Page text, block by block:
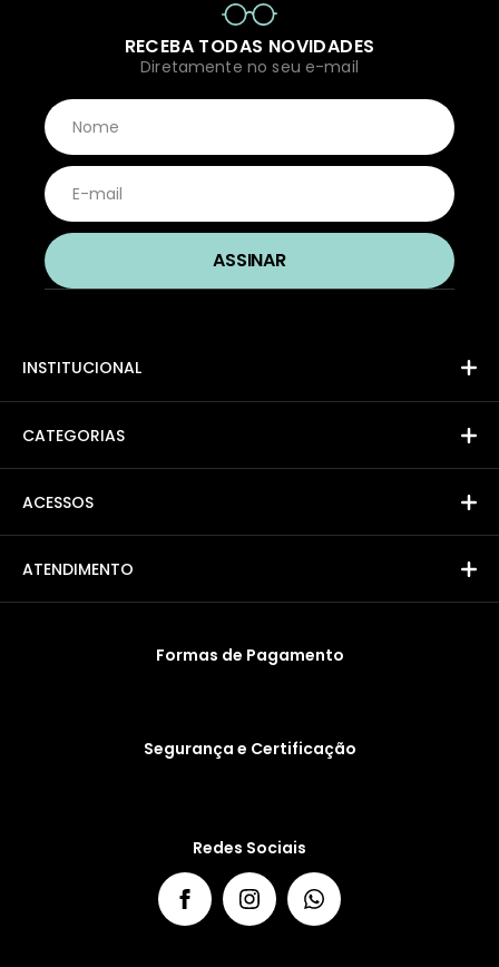
RECEBA TODAS NOVIDADES
Diretamente no seu e-mail
INSTITUCIONAL
CATEGORIAS
ACESSOS
ATENDIMENTO
Formas de Pagamento
Segurança e Certificação
Redes Sociais